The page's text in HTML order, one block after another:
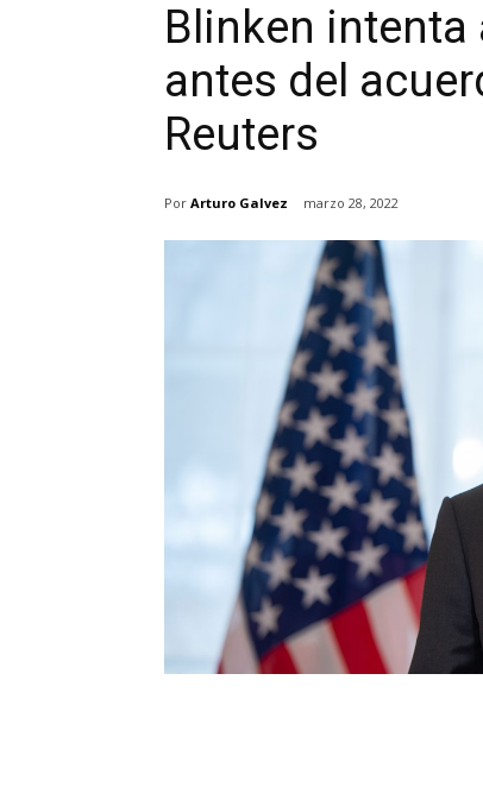
Blinken intenta
antes del
Reuters
Por Arturo Galvez marzo 28, 2022